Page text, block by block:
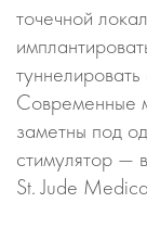
точечной
Современные
заметны под
стимулятор —
St. Jude